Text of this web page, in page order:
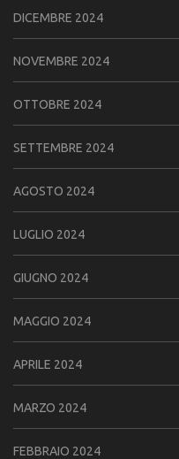
DICEMBRE 2024
NOVEMBRE 2024
OTTOBRE 2024
SETTEMBRE 2024
AGOSTO 2024
LUGLIO 2024
GIUGNO 2024
MAGGIO 2024
APRILE 2024
MARZO 2024
FEBBRAIO 2024